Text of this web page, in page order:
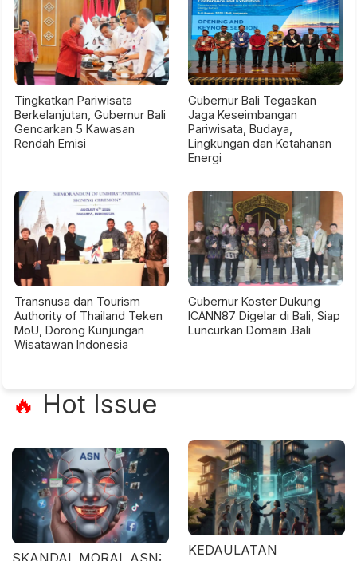
Tingkatkan Pariwisata
Berkelanjutan, Gubernur Bali
Gencarkan 5 Kawasan
Rendah Emisi
Gubernur Bali Tegaskan
Jaga Keseimbangan
Pariwisata, Budaya,
Lingkungan dan Ketahanan
Energi
Transnusa dan Tourism
Authority of Thailand Teken
MoU, Dorong Kunjungan
Wisatawan Indonesia
Gubernur Koster Dukung
ICANN87 Digelar di Bali, Siap
Luncurkan Domain .Bali
🔥 Hot Issue
SKANDAL MORAL ASN:
KEDAULATAN